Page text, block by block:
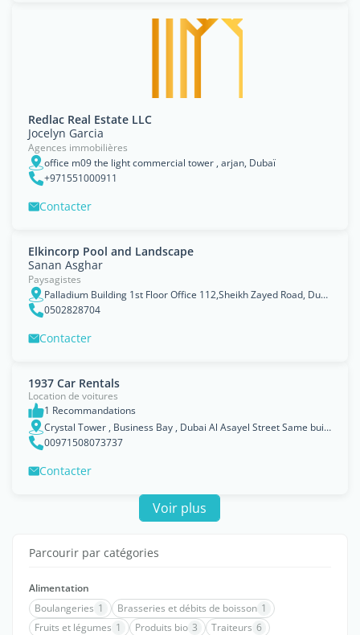
Redlac Real Estate LLC
Jocelyn Garcia
Agences immobilières
office m09 the light commercial tower , arjan, Dubaï
+971551000911
Contacter
Elkincorp Pool and Landscape
Sanan Asghar
Paysagistes
Palladium Building 1st Floor Office 112,Sheikh Zayed Road, Dubai P.O.Box 352444
0502828704
Contacter
1937 Car Rentals
Location de voitures
1 Recommandations
Crystal Tower , Business Bay , Dubai Al Asayel Street Same building Millennium Central Downtown11 floor
00971508073737
Contacter
Voir plus
Parcourir par catégories
Alimentation
Boulangeries 1 Brasseries et débits de boisson 1
Fruits et légumes 1 Produits bio 3 Traiteurs 6